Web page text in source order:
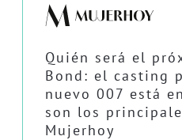
Quién será el
Bond: el casting
nuevo 007 está
son los
Mujerhoy